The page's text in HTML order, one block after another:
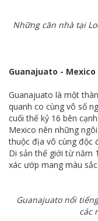
Những căn nhà tại
Guanajuato - Mexico
Guanajuato là một
quanh co cùng vô số
cuối thế kỷ 16 bên
Mexico nên những
thuộc địa vô cùng độc
Di sản thế giới từ năm
xác ướp mang màu
Guanajuato nổi
các